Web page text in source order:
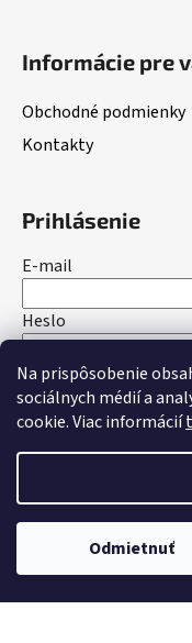
Na prispôsobenie
sociálnych médií a
cookie. Viac informácií
Odmietnuť
Informácie pre
Obchodné podmienky
Kontakty
Prihlásenie
E-mail
Heslo
PRIHLÁSIŤ SA
Nová registrácia
Copyright 2026